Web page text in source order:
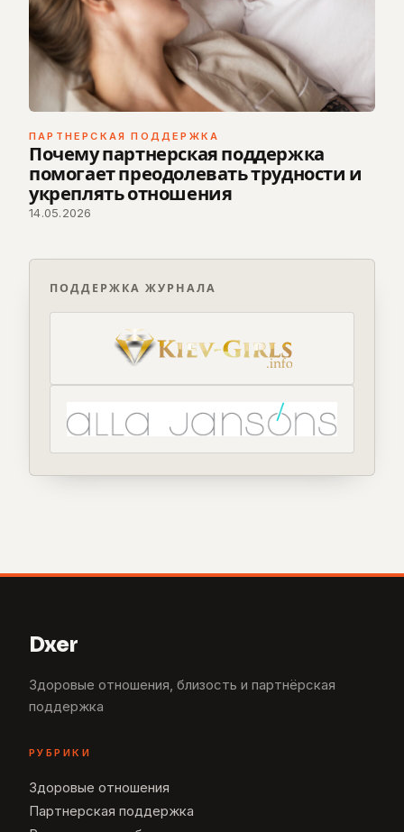
ПАРТНЕРСКАЯ ПОДДЕРЖКА
Почему партнерская поддержка
помогает преодолевать трудности и
укреплять отношения
14.05.2026
ПОДДЕРЖКА ЖУРНАЛА
Dxer
Здоровые отношения, близость и партнёрская
поддержка
РУБРИКИ
Здоровые отношения
Партнерская поддержка